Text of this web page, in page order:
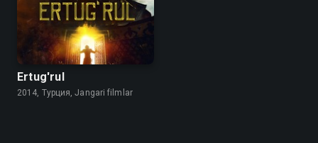
Ertug'rul
2014, Турция, Jangari filmlar